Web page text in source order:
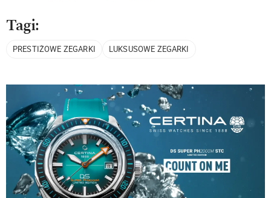
Tagi:
PRESTIŻOWE ZEGARKI LUKSUSOWE ZEGARKI